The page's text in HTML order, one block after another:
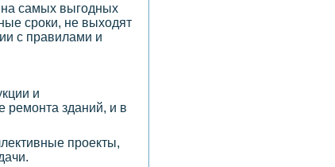
на самых выгодных
сроки, не выходят
с правилами и
и
ремонта зданий, и в
проекты,